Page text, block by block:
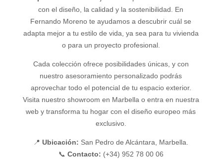
con el diseño, la calidad y la sostenibilidad. En
Fernando Moreno te ayudamos a descubrir cuál se
adapta mejor a tu estilo de vida, ya sea para tu vivienda
o para un proyecto profesional.
Cada colección ofrece posibilidades únicas, y con
nuestro asesoramiento personalizado podrás
aprovechar todo el potencial de tu espacio exterior.
Visita nuestro showroom en Marbella o entra en nuestra
web y transforma tu hogar con el diseño europeo más
exclusivo.
📍Ubicación: San Pedro de Alcántara, Marbella.
📞 Contacto: (+34) 952 78 00 06